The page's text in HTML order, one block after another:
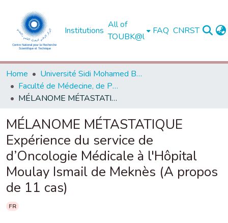
Institutions
All of
TOUBK@l
FAQ CNRST
Home
Université Sidi Mohamed Ben Abdellah de Fès
Faculté de Médecine, de Pharmacie et de Médecine Dentaire - Fès
MÉLANOME MÉTASTATIQUE Expérience du service de d’Oncologie Médicale à l'Hôpital Moulay Ismail de Meknès (A propos de 11 cas)
MÉLANOME MÉTASTATIQUE
Expérience du service de
d’Oncologie Médicale à l'Hôpital
Moulay Ismail de Meknès (A propos
de 11 cas)
FR